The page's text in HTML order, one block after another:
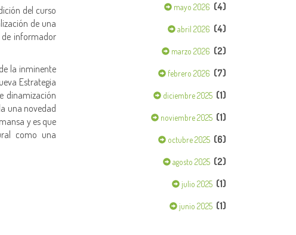
del curso
de una
de informador
la inminente
Estrategia
dinamización
una novedad
y es que
como una
mayo 2026 (4)
abril 2026 (4)
marzo 2026 (2)
febrero 2026 (7)
diciembre 2025 (1)
noviembre 2025 (1)
octubre 2025 (6)
agosto 2025 (2)
julio 2025 (1)
junio 2025 (1)